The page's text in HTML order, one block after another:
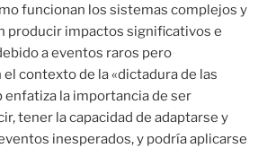
funcionan los sistemas complejos y
producir impactos significativos e
a eventos raros pero
el contexto de la «dictadura de las
enfatiza la importancia de ser
tener la capacidad de adaptarse y
inesperados, y podría aplicarse